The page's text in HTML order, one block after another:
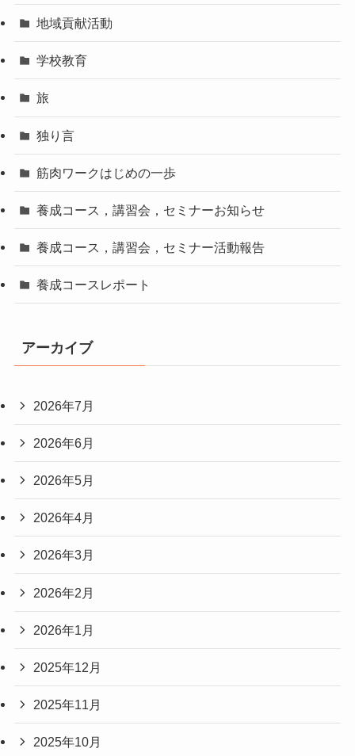
地域貢献活動
学校教育
旅
独り言
筋肉ワークはじめの一歩
養成コース，講習会，セミナーお知らせ
養成コース，講習会，セミナー活動報告
養成コースレポート
アーカイブ
2026年7月
2026年6月
2026年5月
2026年4月
2026年3月
2026年2月
2026年1月
2025年12月
2025年11月
2025年10月